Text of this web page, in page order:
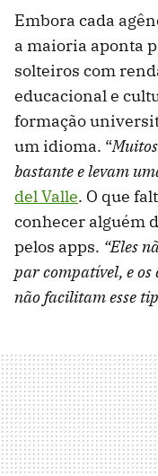
Embora cada
a maioria aponta
solteiros com
educacional e
formação
um idioma. “
bastante e levam
del Valle. O que
conhecer alguém
pelos apps. “Eles
par compatível, e os
não facilitam esse